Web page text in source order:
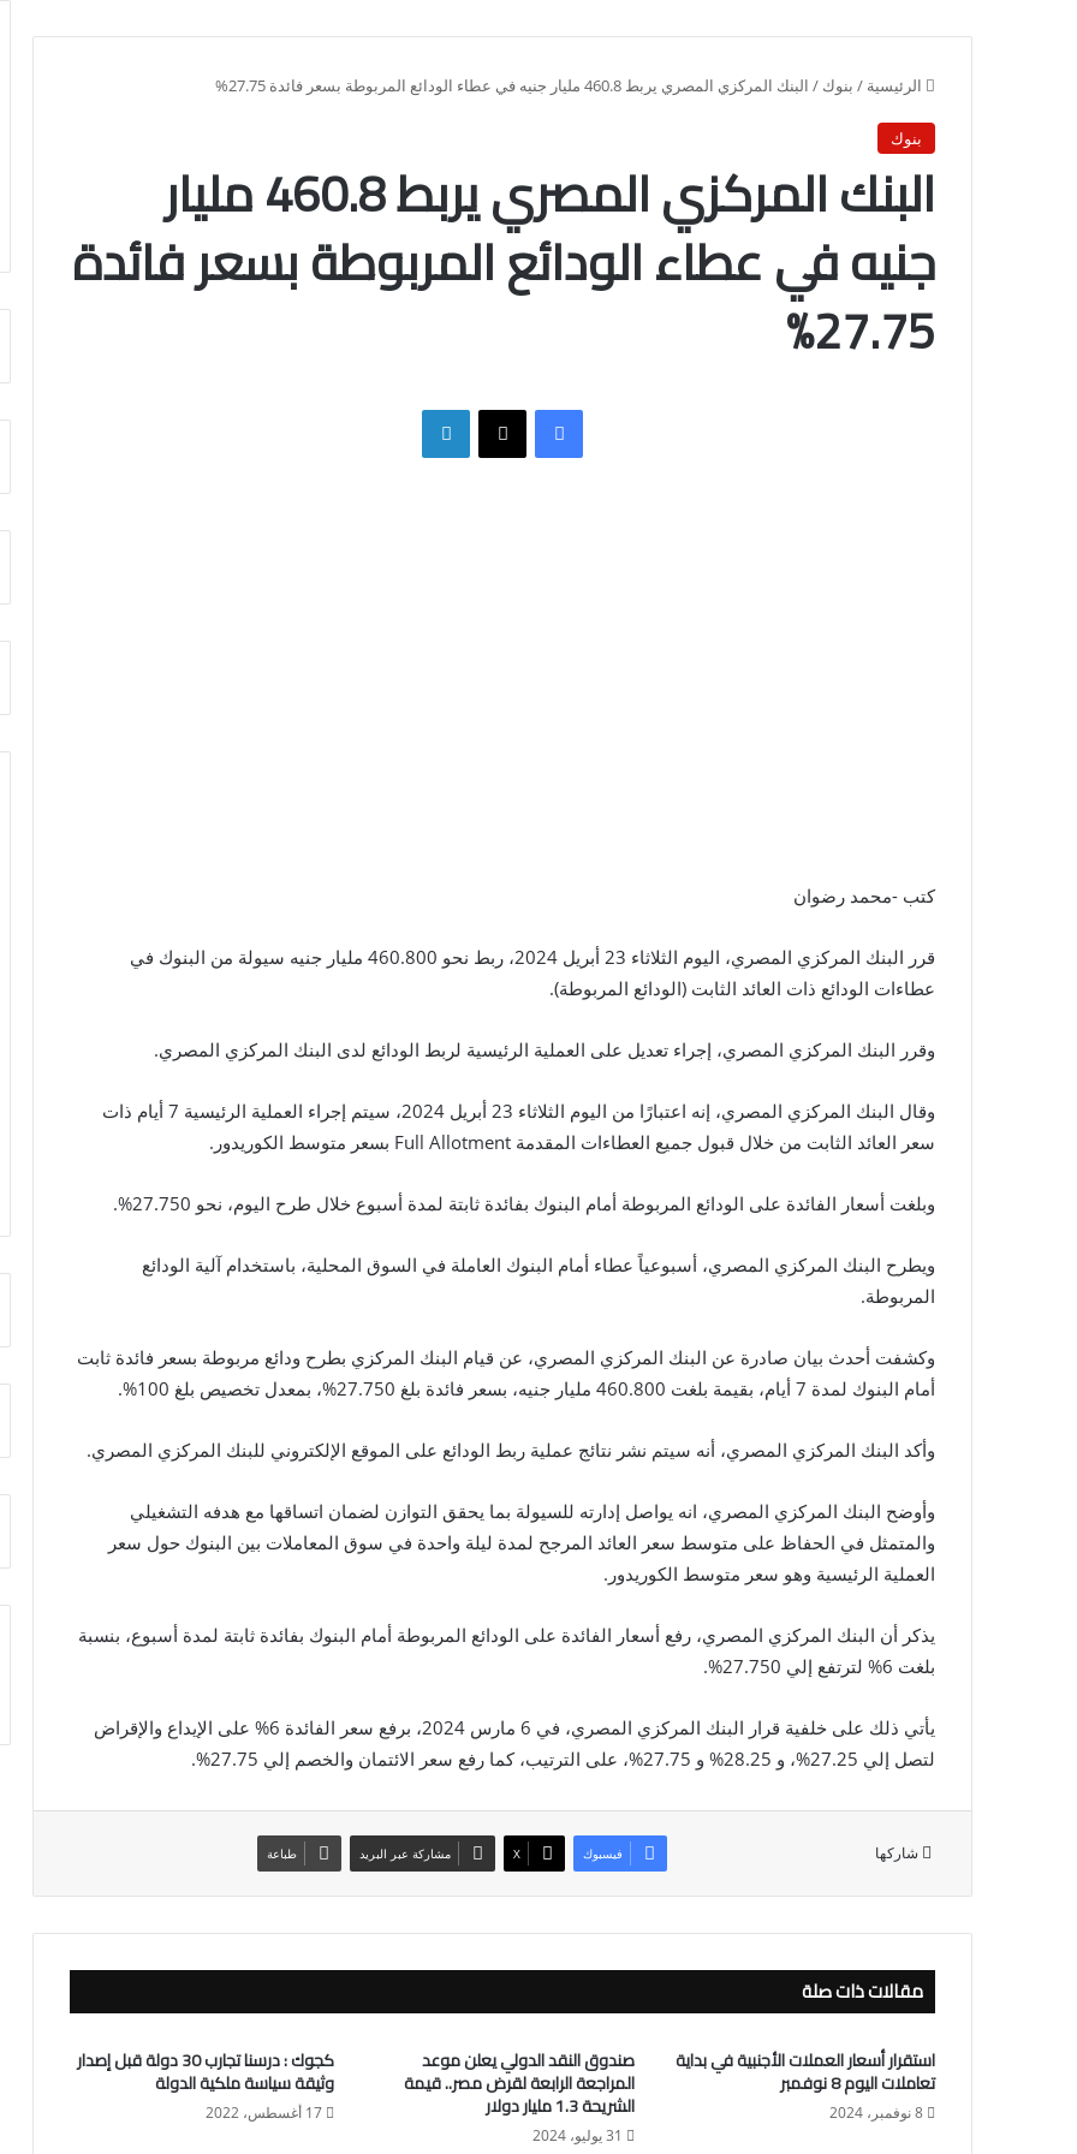
الرئيسية / بنوك / البنك المركزي المصري يربط 460.8 مليار جنيه في عطاء الودائع المربوطة بسعر فائدة 27.75%
بنوك
البنك المركزي المصري يربط 460.8 مليار
جنيه في عطاء الودائع المربوطة بسعر فائدة
27.75%
فيسبوك X
كتب -محمد رضوان
قرر البنك المركزي المصري، اليوم الثلاثاء 23 أبريل 2024، ربط نحو 460.800 مليار جنيه سيولة من البنوك في
عطاءات الودائع ذات العائد الثابت (الودائع المربوطة).
وقرر البنك المركزي المصري، إجراء تعديل على العملية الرئيسية لربط الودائع لدى البنك المركزي المصري.
وقال البنك المركزي المصري، إنه اعتبارًا من اليوم الثلاثاء 23 أبريل 2024، سيتم إجراء العملية الرئيسية 7 أيام ذات
سعر العائد الثابت من خلال قبول جميع العطاءات المقدمة Full Allotment بسعر متوسط الكوريدور.
وبلغت أسعار الفائدة على الودائع المربوطة أمام البنوك بفائدة ثابتة لمدة أسبوع خلال طرح اليوم، نحو 27.750%.
ويطرح البنك المركزي المصري، أسبوعياً عطاء أمام البنوك العاملة في السوق المحلية، باستخدام آلية الودائع
المربوطة.
وكشفت أحدث بيان صادرة عن البنك المركزي المصري، عن قيام البنك المركزي بطرح ودائع مربوطة بسعر فائدة ثابت
أمام البنوك لمدة 7 أيام، بقيمة بلغت 460.800 مليار جنيه، بسعر فائدة بلغ 27.750%، بمعدل تخصيص بلغ 100%.
وأكد البنك المركزي المصري، أنه سيتم نشر نتائج عملية ربط الودائع على الموقع الإلكتروني للبنك المركزي المصري.
وأوضح البنك المركزي المصري، انه يواصل إدارته للسيولة بما يحقق التوازن لضمان اتساقها مع هدفه التشغيلي
والمتمثل في الحفاظ على متوسط سعر العائد المرجح لمدة ليلة واحدة في سوق المعاملات بين البنوك حول سعر
العملية الرئيسية وهو سعر متوسط الكوريدور.
يذكر أن البنك المركزي المصري، رفع أسعار الفائدة على الودائع المربوطة أمام البنوك بفائدة ثابتة لمدة أسبوع، بنسبة
بلغت 6% لترتفع إلي 27.750%.
يأتي ذلك على خلفية قرار البنك المركزي المصري، في 6 مارس 2024، برفع سعر الفائدة 6% على الإيداع والإقراض
لتصل إلي 27.25%، و 28.25% و 27.75%، على الترتيب، كما رفع سعر الائتمان والخصم إلي 27.75%.
شاركها فيسبوك X مشاركة عبر البريد طباعة
مقالات ذات صلة
استقرار أسعار العملات الأجنبية في بداية
تعاملات اليوم 8 نوفمبر
8 نوفمبر، 2024
صندوق النقد الدولي يعلن موعد
المراجعة الرابعة لقرض مصر.. قيمة
الشريحة 1.3 مليار دولار
31 يوليو، 2024
كجوك : درسنا تجارب 30 دولة قبل إصدار
وثيقة سياسة ملكية الدولة
17 أغسطس، 2022